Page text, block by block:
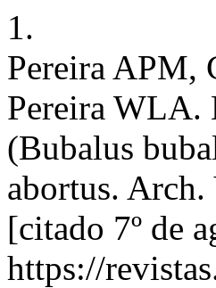
1.
Pereira APM,
Pereira WLA.
(Bubalus
abortus.
[citado 7º de
https://